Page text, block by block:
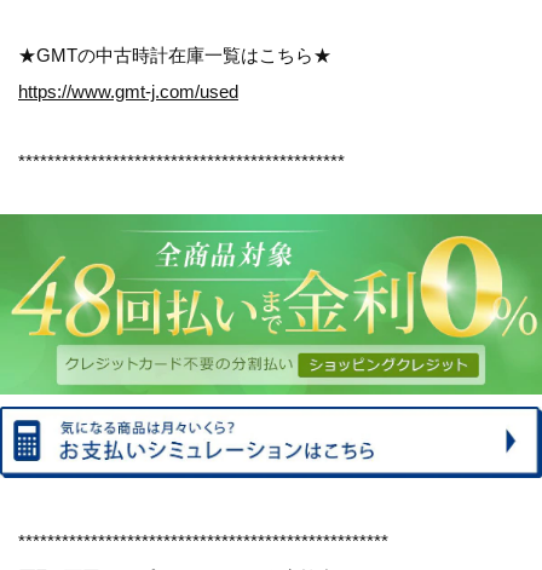
★GMTの中古時計在庫一覧はこちら★
https://www.gmt-j.com/used
*********************************************
***************************************************